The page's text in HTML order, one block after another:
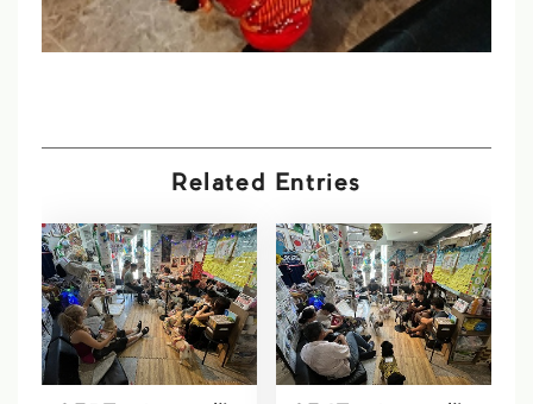
Related Entries